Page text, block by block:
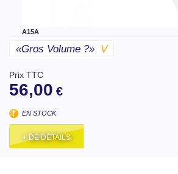
A15A
«gros Volume ?» V
Prix TTC
56,00 €
EN STOCK
+ DE DÉTAILS